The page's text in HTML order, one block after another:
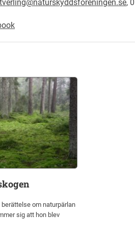
,
om naturpärlan
sig att hon blev